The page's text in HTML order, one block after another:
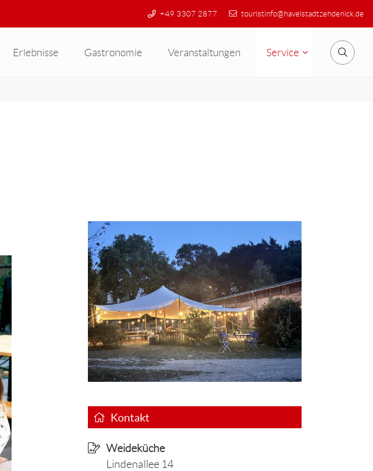
+49 3307 2877 touristinfo@havelstadtzehdenick.de
Erlebnisse Gastronomie Veranstaltungen Service Suche
Kontakt
Weideküche
Lindenallee 14